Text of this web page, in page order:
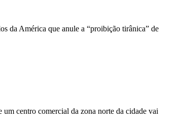
da América que anule a “proibição tirânica” de
um centro comercial da zona norte da cidade vai